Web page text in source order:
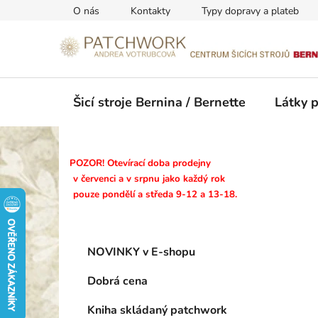
O nás Kontakty Typy dopravy a plateb
Šicí stroje Bernina / Bernette Látky
P
o
s
r
í
POZOR! Otevírací doba prodejny
v červenci a v srpnu jako každý rok
pouze pondělí a středa 9-12 a 13-18.
Přeskočit
kategorie
K
g
NOVINKY v E-shopu
Dobrá cena
Kniha skládaný patchwork